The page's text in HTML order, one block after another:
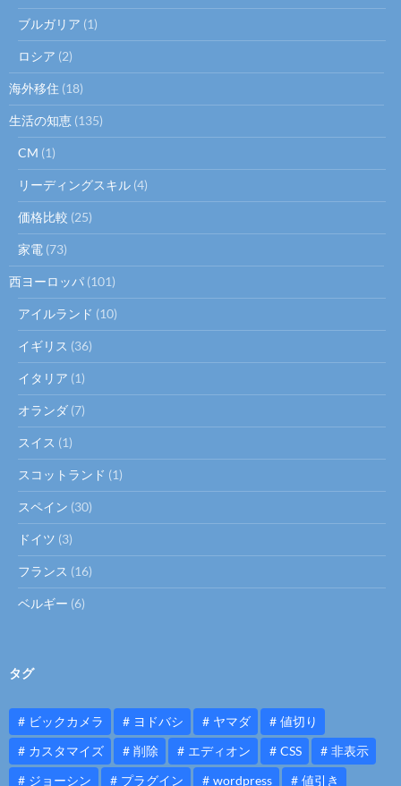
ブルガリア (1)
ロシア (2)
海外移住 (18)
生活の知恵 (135)
CM (1)
リーディングスキル (4)
価格比較 (25)
家電 (73)
西ヨーロッパ (101)
アイルランド (10)
イギリス (36)
イタリア (1)
オランダ (7)
スイス (1)
スコットランド (1)
スペイン (30)
ドイツ (3)
フランス (16)
ベルギー (6)
タグ
ビックカメラ ヨドバシ ヤマダ
値切り
カスタマイズ
削除 エディオン CSS
非表示
ジョーシン
プラグイン wordpress 値引き